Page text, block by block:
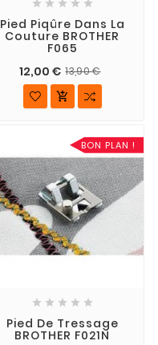
    
Pied Piqûre Dans La
Couture BROTHER
F065
12,00 € 13,90 €

BON PLAN !
    
Pied De Tressage
BROTHER F021N